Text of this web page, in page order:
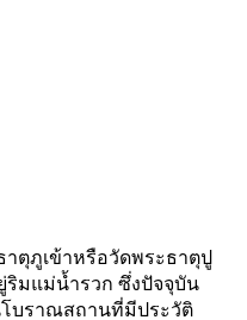
ตุภูเข้าหรือวัดพระธาตุปู
ริมแม่น้ำรวก ซึ่งปัจจุบัน
บราณสถานที่มีประวัติ